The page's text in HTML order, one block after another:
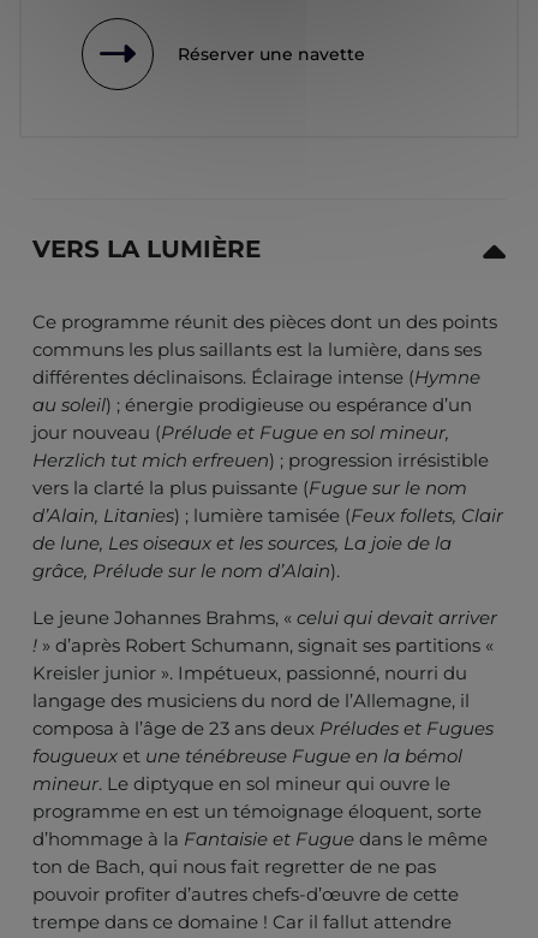
Réserver une navette
VERS LA LUMIÈRE
Ce programme réunit des pièces dont un des points
communs les plus saillants est la lumière, dans ses
différentes déclinaisons. Éclairage intense (Hymne
au soleil) ; énergie prodigieuse ou espérance d’un
jour nouveau (Prélude et Fugue en sol mineur,
Herzlich tut mich erfreuen) ; progression irrésistible
vers la clarté la plus puissante (Fugue sur le nom
d’Alain, Litanies) ; lumière tamisée (Feux follets, Clair
de lune, Les oiseaux et les sources, La joie de la
grâce, Prélude sur le nom d’Alain).
Le jeune Johannes Brahms, « celui qui devait arriver
! » d’après Robert Schumann, signait ses partitions «
Kreisler junior ». Impétueux, passionné, nourri du
langage des musiciens du nord de l’Allemagne, il
composa à l’âge de 23 ans deux Préludes et Fugues
fougueux et une ténébreuse Fugue en la bémol
mineur. Le diptyque en sol mineur qui ouvre le
programme en est un témoignage éloquent, sorte
d’hommage à la Fantaisie et Fugue dans le même
ton de Bach, qui nous fait regretter de ne pas
pouvoir profiter d’autres chefs-d’œuvre de cette
trempe dans ce domaine ! Car il fallut attendre